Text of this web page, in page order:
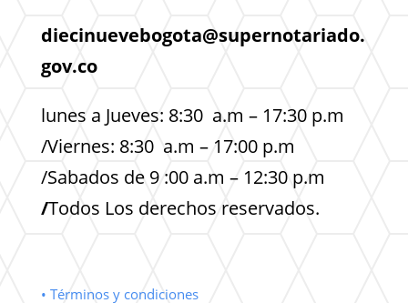
diecinuevebogota@supernotariado.
gov.co
lunes a Jueves: 8:30 a.m – 17:30 p.m
/Viernes: 8:30 a.m – 17:00 p.m
/Sabados de 9 :00 a.m – 12:30 p.m
/Todos Los derechos reservados.
• Términos y condiciones